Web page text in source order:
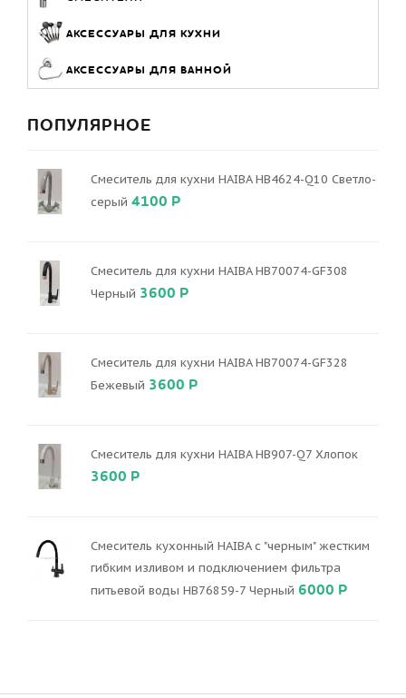
АКСЕССУАРЫ ДЛЯ КУХНИ
АКСЕССУАРЫ ДЛЯ ВАННОЙ
ПОПУЛЯРНОЕ
Смеситель для кухни HAIBA HB4624-Q10 Светло-
серый 4100 Р
Смеситель для кухни HAIBA HB70074-GF308
Черный 3600 Р
Смеситель для кухни HAIBA HB70074-GF328
Бежевый 3600 Р
Смеситель для кухни HAIBA HB907-Q7 Хлопок
3600 Р
Смеситель кухонный HAIBA с "черным" жестким
гибким изливом и подключением фильтра
питьевой воды HB76859-7 Черный 6000 Р